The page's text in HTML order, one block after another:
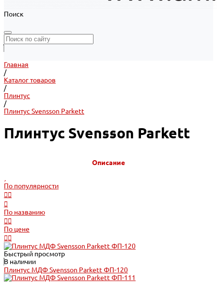
Поиск
Главная
/
Каталог товаров
/
Плинтус
/
Плинтус Svensson Parkett
Плинтус Svensson Parkett
Описание
По популярности
По названию
По цене
Быстрый просмотр
В наличии
Плинтус МДФ Svensson Parkett ФП-120